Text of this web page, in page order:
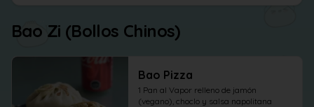
Bao Zi (Bollos Chinos)
Bao Pizza
1 Pan al Vapor relleno de jamón
(vegano), choclo y salsa napolitana